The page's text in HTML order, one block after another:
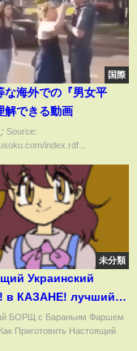
国際
な海外での『男女平
解できる動画
Source:
index.rdf...
未分類
Украинский
в КАЗАНЕ! лучший
2023!! БОРЩ с
Фаршем и Нутом.
БОРЩ с Бараньим Фаршем
Приготовить Настоящий